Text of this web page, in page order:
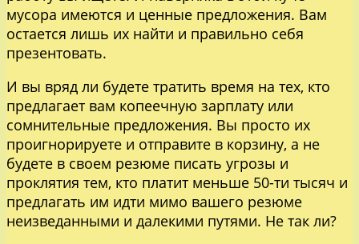
мусора имеются и ценные предложения. Вам
остается лишь их найти и правильно себя
презентовать.
И вы вряд ли будете тратить время на тех, кто
предлагает вам копеечную зарплату или
сомнительные предложения. Вы просто их
проигнорируете и отправите в корзину, а не
будете в своем резюме писать угрозы и
проклятия тем, кто платит меньше 50-ти тысяч и
предлагать им идти мимо вашего резюме
неизведанными и далекими путями. Не так ли?